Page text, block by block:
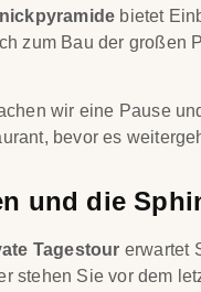
bietet
zum Bau der großen
wir eine Pause
bevor es
und die
Tagestour erwartet
stehen Sie vor dem